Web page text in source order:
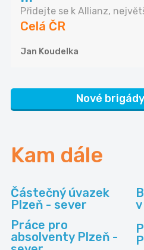
Přidejte se k Allianz,
Celá ČR
Jan Koudelka
Nové
Kam dále
Částečný úvazek
Plzeň - sever
Práce pro
absolventy Plzeň -